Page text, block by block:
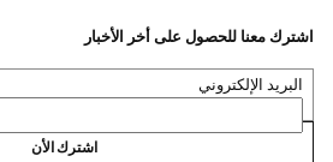
اشترك معنا للحصول على أخر الأخبار
البريد الإلكتروني
اشترك الأن